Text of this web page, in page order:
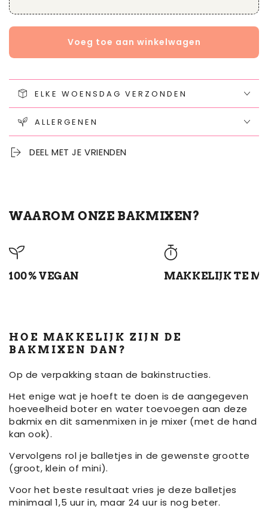
Voeg toe aan winkelwagen
ELKE WOENSDAG VERZONDEN
ALLERGENEN
DEEL MET JE VRIENDEN
WAAROM ONZE BAKMIXEN?
100% VEGAN MAKKELIJK TE
HOE MAKKELIJK ZIJN DE
BAKMIXEN DAN?
Op de verpakking staan de bakinstructies.
Het enige wat je hoeft te doen is de aangegeven
hoeveelheid boter en water toevoegen aan deze
bakmix en dit samenmixen in je mixer (met de hand
kan ook).
Vervolgens rol je balletjes in de gewenste grootte
(groot, klein of mini).
Voor het beste resultaat vries je deze balletjes
minimaal 1,5 uur in, maar 24 uur is nog beter.